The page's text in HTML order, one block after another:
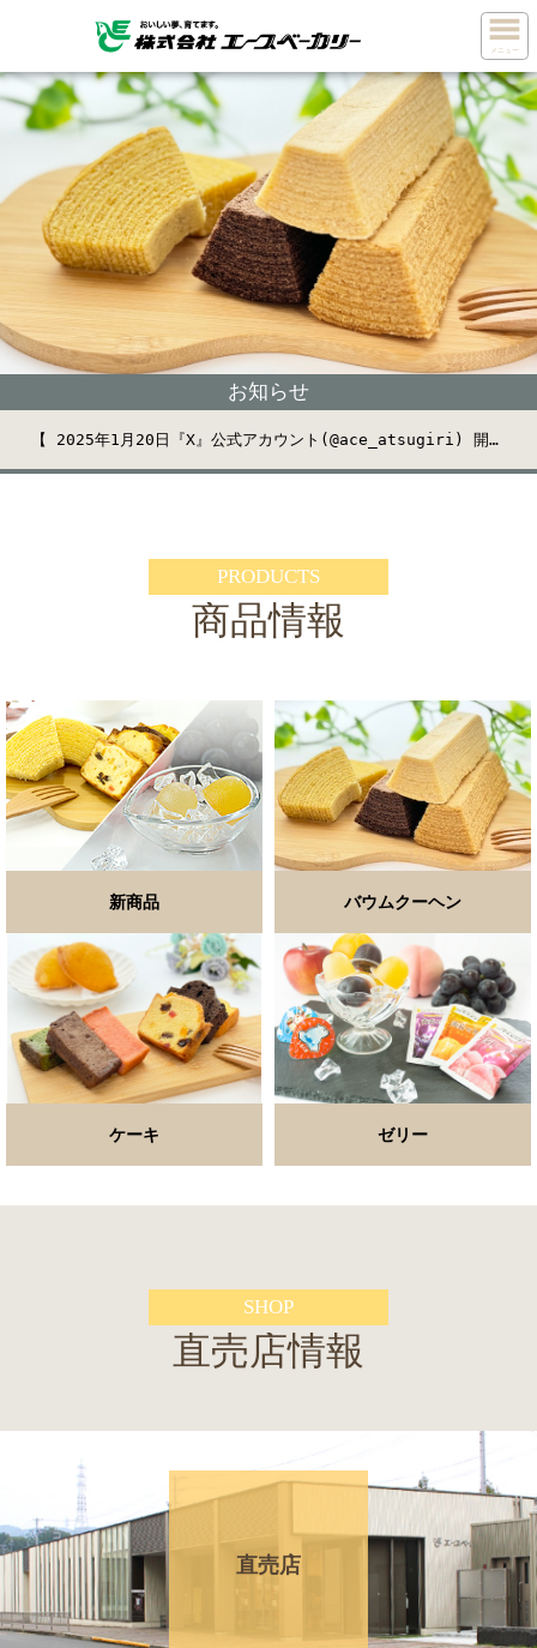
メニュー
お知らせ
【 2025年1月20日『X』公式アカウント(@ace_atsugiri) 開設しました 】
PRODUCTS
商品情報
新商品 バウムクーヘン
ケーキ ゼリー
SHOP
直売店情報
直売店